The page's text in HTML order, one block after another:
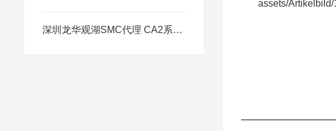
深圳龙华观湖SMC代理 CA2系列 洁净型气缸